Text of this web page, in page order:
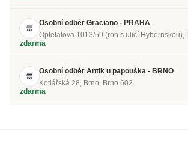
Osobní odběr Graciano - PRAHA
Opletalova 1013/59 (roh s ulicí Hybernskou),
zdarma
Osobní odběr Antik u papouška - BRNO
Kotlářská 28, Brno, Brno 602
zdarma